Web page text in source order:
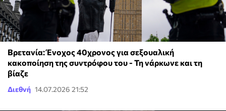
Βρετανία: Ένοχος 40χρονος για σεξουαλική
κακοποίηση της συντρόφου του - Τη νάρκωνε και τη
βίαζε
Διεθνή 14.07.2026 21:52